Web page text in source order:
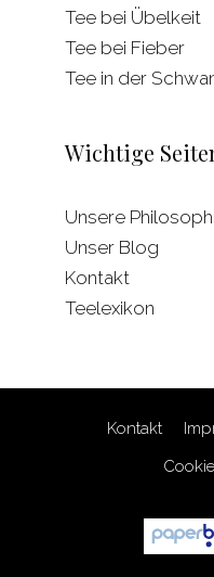
Tee bei Übelkeit
Tee bei Fieber
Tee in der
Wichtige
Unsere
Unser Blog
Kontakt
Teelexikon
Kontakt